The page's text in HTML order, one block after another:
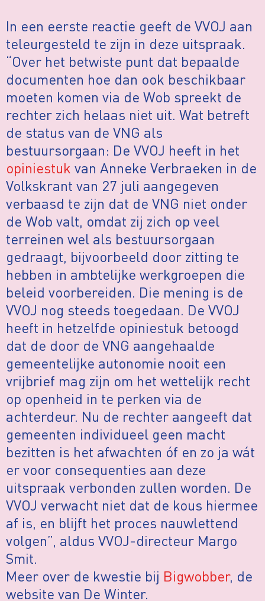
In een eerste reactie geeft de VVOJ aan
teleurgesteld te zijn in deze uitspraak.
“Over het betwiste punt dat bepaalde
documenten hoe dan ook beschikbaar
moeten komen via de Wob spreekt de
rechter zich helaas niet uit. Wat betreft
de status van de VNG als
bestuursorgaan: De VVOJ heeft in het
opiniestuk van Anneke Verbraeken in de
Volkskrant van 27 juli aangegeven
verbaasd te zijn dat de VNG niet onder
de Wob valt, omdat zij zich op veel
terreinen wel als bestuursorgaan
gedraagt, bijvoorbeeld door zitting te
hebben in ambtelijke werkgroepen die
beleid voorbereiden. Die mening is de
VVOJ nog steeds toegedaan. De VVOJ
heeft in hetzelfde opiniestuk betoogd
dat de door de VNG aangehaalde
gemeentelijke autonomie nooit een
vrijbrief mag zijn om het wettelijk recht
op openheid in te perken via de
achterdeur. Nu de rechter aangeeft dat
gemeenten individueel geen macht
bezitten is het afwachten óf en zo ja wát
er voor consequenties aan deze
uitspraak verbonden zullen worden. De
VVOJ verwacht niet dat de kous hiermee
af is, en blijft het proces nauwlettend
volgen”, aldus VVOJ-directeur Margo
Smit.
Meer over de kwestie bij Bigwobber, de
website van De Winter.